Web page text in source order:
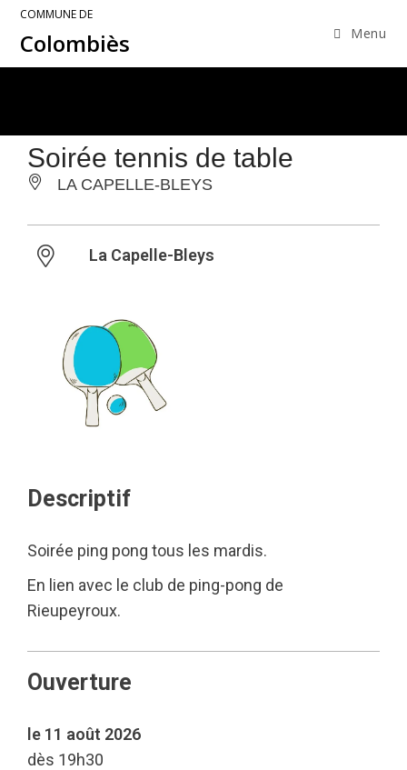
COMMUNE DE
Colombiès Menu
Soirée tennis de table
LA CAPELLE-BLEYS
La Capelle-Bleys
Descriptif
Soirée ping pong tous les mardis.
En lien avec le club de ping-pong de
Rieupeyroux.
Ouverture
le 11 août 2026
dès 19h30